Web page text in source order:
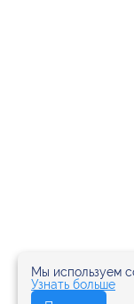
Мы используем
Узнать больше